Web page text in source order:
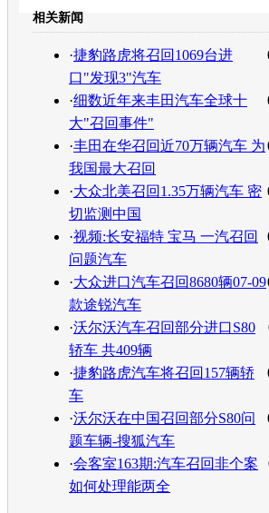
相关新闻
·捷豹路虎将召回1069台进
口"发现3"汽车
·细数近年来丰田汽车全球十
大"召回事件"
·丰田在华召回近70万辆汽车 为
我国最大召回
·大众北美召回1.35万辆汽车 密
切监测中国
·视频:长安福特 宝马 一汽召回
问题汽车
·大众进口汽车召回8680辆07-09
款途锐汽车
·沃尔沃汽车召回部分进口S80
轿车 共409辆
·捷豹路虎汽车将召回157辆轿
车
·沃尔沃在中国召回部分S80问
题车辆-搜狐汽车
·会客室163期:汽车召回非个案
如何处理能两全